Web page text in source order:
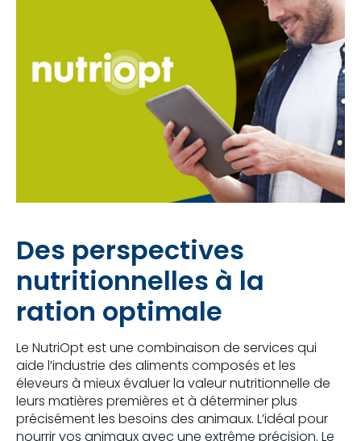
Des perspectives
nutritionnelles à la
ration optimale
Le NutriOpt est une combinaison de services qui
aide l’industrie des aliments composés et les
éleveurs à mieux évaluer la valeur nutritionnelle de
leurs matières premières et à déterminer plus
précisément les besoins des animaux. L’idéal pour
nourrir vos animaux avec une extrême précision. Le